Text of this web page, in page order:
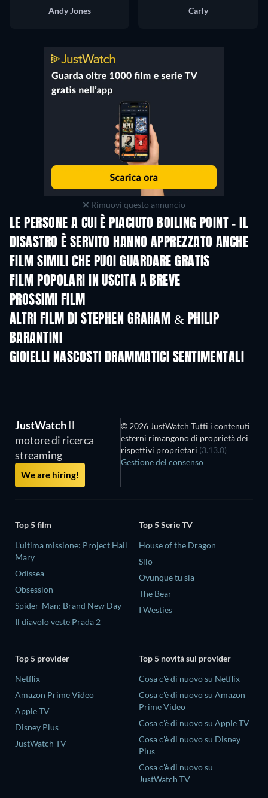
Andy Jones
Carly
Rimuovi questo annuncio
LE PERSONE A CUI È PIACIUTO BOILING POINT - IL
DISASTRO È SERVITO HANNO APPREZZATO ANCHE
FILM SIMILI CHE PUOI GUARDARE GRATIS
FILM POPOLARI IN USCITA A BREVE
PROSSIMI FILM
ALTRI FILM DI STEPHEN GRAHAM & PHILIP
BARANTINI
GIOIELLI NASCOSTI DRAMMATICI SENTIMENTALI
JustWatch Il
motore di ricerca
streaming
We are hiring!
© 2026 JustWatch Tutti i contenuti
esterni rimangono di proprietà dei
rispettivi proprietari (3.13.0)
Gestione del consenso
Top 5 film
L'ultima missione: Project Hail
Mary
Odissea
Obsession
Spider-Man: Brand New Day
Il diavolo veste Prada 2
Top 5 Serie TV
House of the Dragon
Silo
Ovunque tu sia
The Bear
I Westies
Top 5 provider
Netflix
Amazon Prime Video
Apple TV
Disney Plus
JustWatch TV
Top 5 novità sul provider
Cosa c'è di nuovo su Netflix
Cosa c'è di nuovo su Amazon
Prime Video
Cosa c'è di nuovo su Apple TV
Cosa c'è di nuovo su Disney
Plus
Cosa c'è di nuovo su
JustWatch TV